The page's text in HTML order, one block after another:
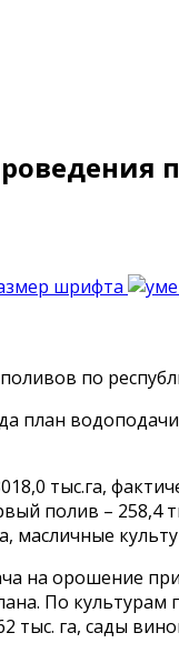
шрифта
план
тыс.га,
полив –
масличные
на орошение при
По
тыс. га, сады